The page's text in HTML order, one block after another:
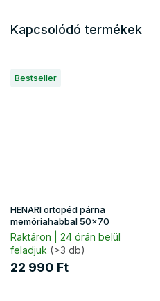
Kapcsolódó termékek
Bestseller
HENARI ortopéd párna
memóriahabbal 50x70
Raktáron | 24 órán belül
feladjuk (>3 db)
22 990 Ft